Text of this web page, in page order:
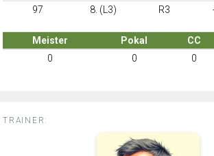
97
8. (L3) R3
Meister Pokal CC
0
0 0
TRAINER: